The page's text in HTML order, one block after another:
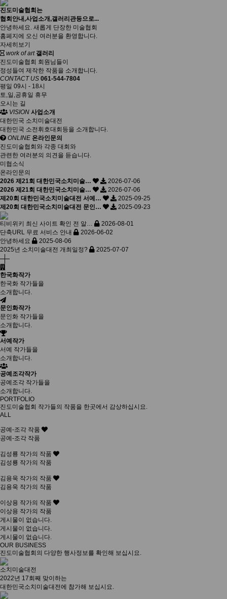
진도미술협회는
협회안내,사업소개,갤러리관등으로...
안녕하세요. 새롭게 단장한 미술협회
홈페지에 오신 여러분을 환영합니다.
자세히보기
work of art 갤러리
진도미술협회 회원님들이
정성들여 제작한 작품을 소개합니다.
CONTACT US 061-544-7804
평일 09시 - 18시
토,일,공휴일 휴무
오시는 길
VISION 사업소개
대한민국 소치미술대전
대한민국 소전휘호대회등을 소개합니다.
ONLINE 온라인문의
진도미술협회와 각종 대회와
관련한 여러분의 의견을 듣습니다.
미협소식
온라인문의
2026 제21회 대한민국소치미술…
2026-07-06
2026 제21회 대한민국소치미술…
2026-07-06
제20회 대한민국소치미술대전 서예…
2025-09-25
제20회 대한민국소치미술대전 문인…
2025-09-23
티비위키 최신 사이트 확인 전 알…
2026-08-01
단축URL 무료 서비스 안내
2026-06-02
안녕하세요
2025-08-06
2025년 소치미술대전 개최일정?
2025-07-07
한국화작가
한국화 작가들을
소개합니다.
문인화작가
문인화 작가들을
소개합니다.
서예작가
서예 작가들을
소개합니다.
공예조각작가
공예조각 작가들을
소개합니다.
PORTFOLIO
진도미술협회 작가들의 작품을 한곳에서 감상하십시요.
ALL
공예-조각 작품
공예-조각 작품
김성룡 작가의 작품
김성룡 작가의 작품
김용욱 작가의 작품
김용욱 작가의 작품
이상용 작가의 작품
이상용 작가의 작품
게시물이 없습니다.
게시물이 없습니다.
게시물이 없습니다.
OUR BUSINESS
진도미술협회의 다양한 행사정보를 확인해 보십시요.
소치미술대전
2022년 17회째 맞이하는
대한민국소치미술대전에 참가해 보십시요.